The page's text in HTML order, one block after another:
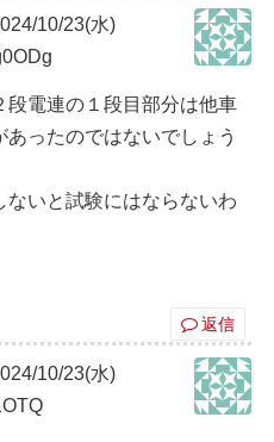
10/23(水)
段電連の１段目部分は他車
ったのではないでしょう
ないと試験にはならないわ
返信
10/23(水)